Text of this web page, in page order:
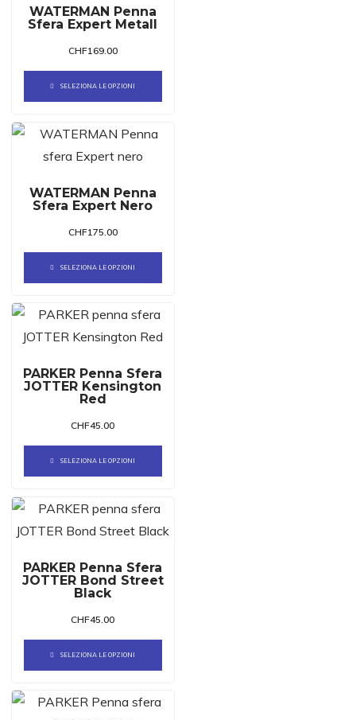
WATERMAN Penna
Sfera Expert Metall
CHF169.00
SELEZIONA LE OPZIONI
WATERMAN Penna
Sfera Expert Nero
CHF175.00
SELEZIONA LE OPZIONI
PARKER Penna Sfera
JOTTER Kensington
Red
CHF45.00
SELEZIONA LE OPZIONI
PARKER Penna Sfera
JOTTER Bond Street
Black
CHF45.00
SELEZIONA LE OPZIONI